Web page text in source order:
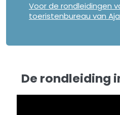
Voor de rondleidingen
toeristenbureau van
De rondleiding